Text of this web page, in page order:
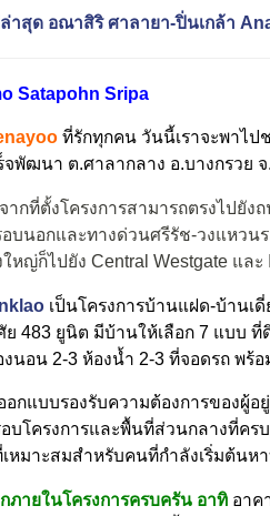
ล่าสุด อณาสิริ ศาลายา-ปิ่นเกล้า
Satapohn Sripa
nayoo ที่รักทุกคน วันนี้เราจะพาไป
จพัฒนา ต.ศาลากลาง อ.บางกรวย
จากที่ตั้งโครงการสามารถตรงไ
บนอกและทางด่วนศรีรัช-วงแหว
หญ่ก็ไปยัง Central Westgate แล
เป็นโครงการบ้านแฝด-บ้านเ
ย 483 ยูนิต มีบ้านให้เลือก 7 แบบ ที่
นอน 2-3 ห้องน้ำ 2-3 ที่จอดรถ พร้
อกแบบรองรับความต้องการของผู้
บโครงการและพื้นที่ส่วนกลางที่ค
หมาะสมสำหรับคนที่กำลังเริ่มต้นห
ภายในโครงการครบครัน อาทิ อาค